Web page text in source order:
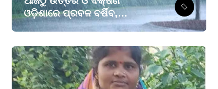
ଓଡ଼ିଶାରେ ପ୍ରବଳ ବର୍ଷିବ,
ମୟୂରଭଞ୍ଜ ଓ କେନ୍ଦୁଝରକୁ
ୟେଲୋ ୱାର୍ଣ୍ଣିଂ